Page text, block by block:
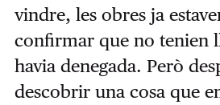
vindre, les obres ja
confirmar que no tenien
havia denegada. Però
descobrir una cosa que